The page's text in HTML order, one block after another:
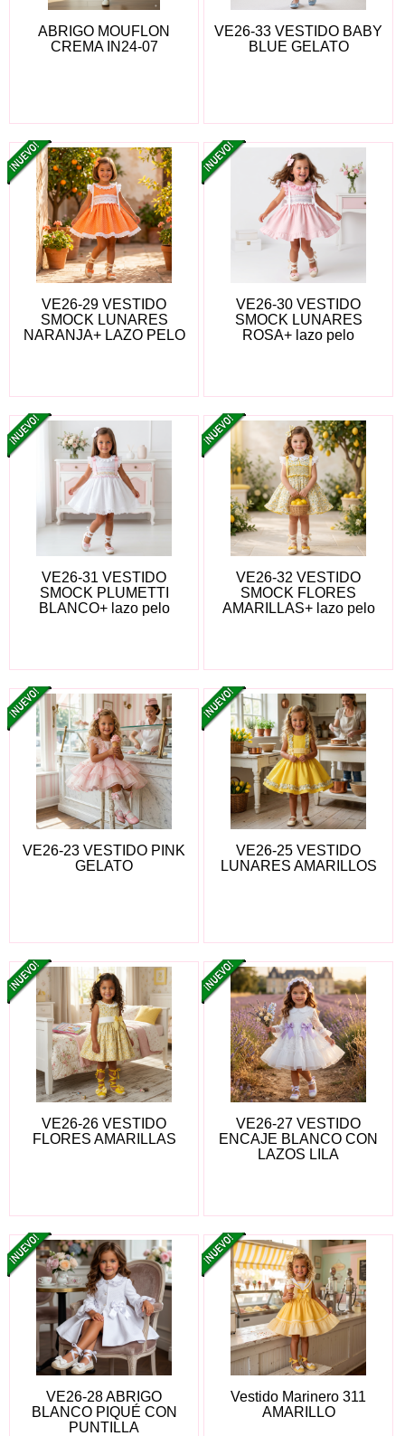
ABRIGO MOUFLON
CREMA IN24-07
VE26-33 VESTIDO BABY
BLUE GELATO
VE26-29 VESTIDO
SMOCK LUNARES
NARANJA+ LAZO PELO
VE26-30 VESTIDO
SMOCK LUNARES
ROSA+ lazo pelo
VE26-31 VESTIDO
SMOCK PLUMETTI
BLANCO+ lazo pelo
VE26-32 VESTIDO
SMOCK FLORES
AMARILLAS+ lazo pelo
VE26-23 VESTIDO PINK
GELATO
VE26-25 VESTIDO
LUNARES AMARILLOS
VE26-26 VESTIDO
FLORES AMARILLAS
VE26-27 VESTIDO
ENCAJE BLANCO CON
LAZOS LILA
VE26-28 ABRIGO
BLANCO PIQUÉ CON
PUNTILLA
Vestido Marinero 311
AMARILLO